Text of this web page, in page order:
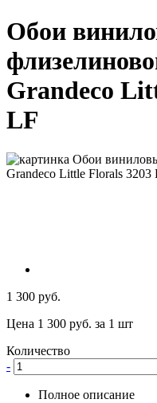
Обои
Grandeco
LF
1 300 руб.
Цена 1 300 руб. за 1 шт
Количество
-
Полное описание